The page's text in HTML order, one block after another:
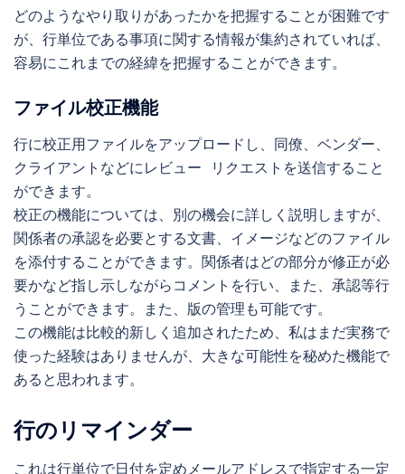
どのようなやり取りがあったかを把握することが困難です
が、行単位である事項に関する情報が集約されていれば、
容易にこれまでの経緯を把握することができます。
ファイル校正機能
行に校正用ファイルをアップロードし、同僚、ベンダー、
クライアントなどにレビュー リクエストを送信すること
ができます。
校正の機能については、別の機会に詳しく説明しますが、
関係者の承認を必要とする文書、イメージなどのファイル
を添付することができます。関係者はどの部分が修正が必
要かなど指し示しながらコメントを行い、また、承認等行
うことができます。また、版の管理も可能です。
この機能は比較的新しく追加されたため、私はまだ実務で
使った経験はありませんが、大きな可能性を秘めた機能で
あると思われます。
行のリマインダー
これは行単位で日付を定めメールアドレスで指定する一定